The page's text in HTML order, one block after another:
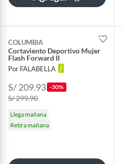
COLUMBIA
Cortaviento Deportivo Mujer
Flash Forward II
Por FALABELLA
S/ 209.93 -30%
S/ 299.90
Llega mañana
Retira mañana